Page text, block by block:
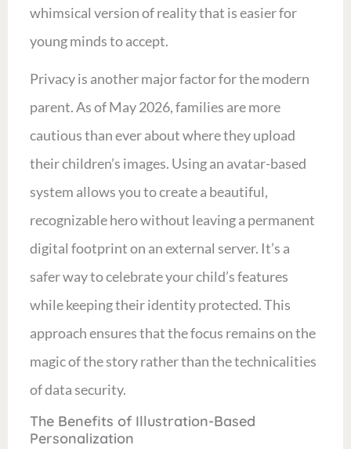
whimsical version of reality that is easier for
young minds to accept.
Privacy is another major factor for the modern
parent. As of May 2026, families are more
cautious than ever about where they upload
their children’s images. Using an avatar-based
system allows you to create a beautiful,
recognizable hero without leaving a permanent
digital footprint on an external server. It’s a
safer way to celebrate your child’s features
while keeping their identity protected. This
approach ensures that the focus remains on the
magic of the story rather than the technicalities
of data security.
The Benefits of Illustration-Based
Personalization